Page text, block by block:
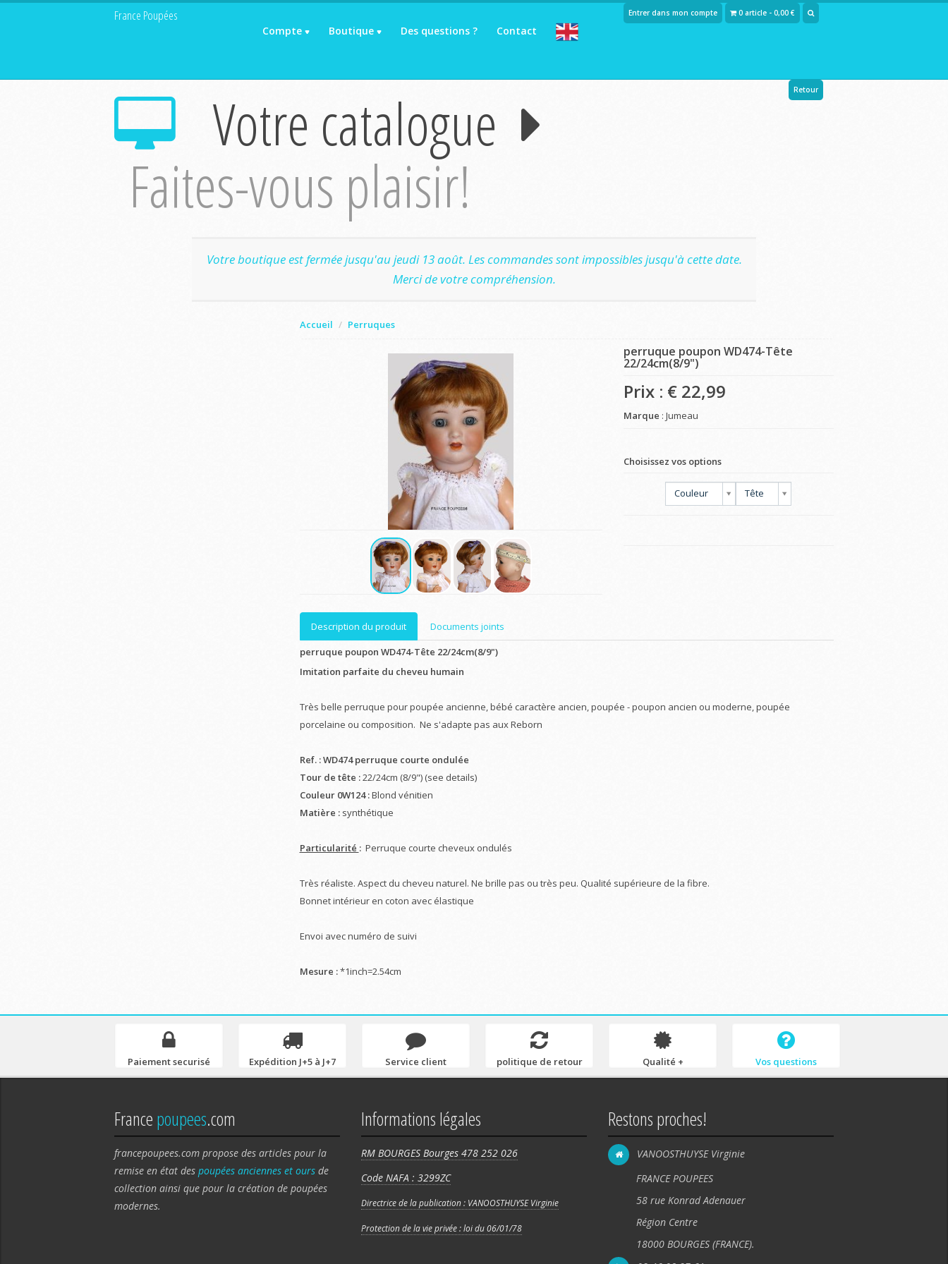
France Poupées
Compte Boutique Des questions ? Contact
Entrer dans mon compte 0 article - 0,00 €
Votre catalogue
Faites-vous plaisir!
Retour
Votre boutique est fermée jusqu'au jeudi 13 août. Les commandes sont impossibles jusqu'à cette date.
Merci de votre compréhension.
Accueil Perruques
perruque poupon WD474-Tête
22/24cm(8/9")
Prix : € 22,99
Marque : Jumeau
Choisissez vos options
Couleur Tête
Description du produit
Documents joints
perruque poupon WD474-Tête 22/24cm(8/9")
Imitation parfaite du cheveu humain
Très belle perruque pour poupée ancienne, bébé caractère ancien, poupée - poupon ancien ou moderne, poupée
porcelaine ou composition. Ne s'adapte pas aux Reborn
Ref. : WD474 perruque courte ondulée
Tour de tête :22/24cm (8/9") (see details)
Couleur 0W124 :Blond vénitien
Matière : synthétique
Particularité :Perruque courte cheveux ondulés
Très réaliste. Aspect du cheveu naturel. Ne brille pas ou très peu. Qualité supérieure de la fibre.
Bonnet intérieur en coton avec élastique
Envoi avec numéro de suivi
Mesure :*1inch=2.54cm
Paiement securisé Expédition J+5 à J+7 Service client politique de retour Qualité + Vos questions
Francepoupees.com
francepoupees.com propose des articles pour la
remise en état des poupées anciennes et ours de
collection ainsi que pour la création de poupées
modernes.
Informations légales
RM BOURGES Bourges 478 252 026
Code NAFA : 3299ZC
Directrice de la publication : VANOOSTHUYSE Virginie
Protection de la vie privée : loi du 06/01/78
Restons proches!
VANOOSTHUYSE Virginie
FRANCE POUPEES
58 rue Konrad Adenauer
Région Centre
18000 BOURGES (FRANCE).